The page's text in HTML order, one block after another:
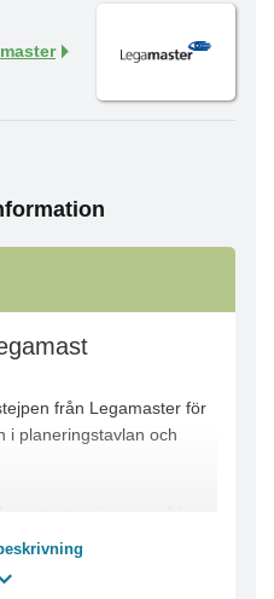
från Legamaster för
i planeringstavlan och
är en snabb
att lägga till kolumner